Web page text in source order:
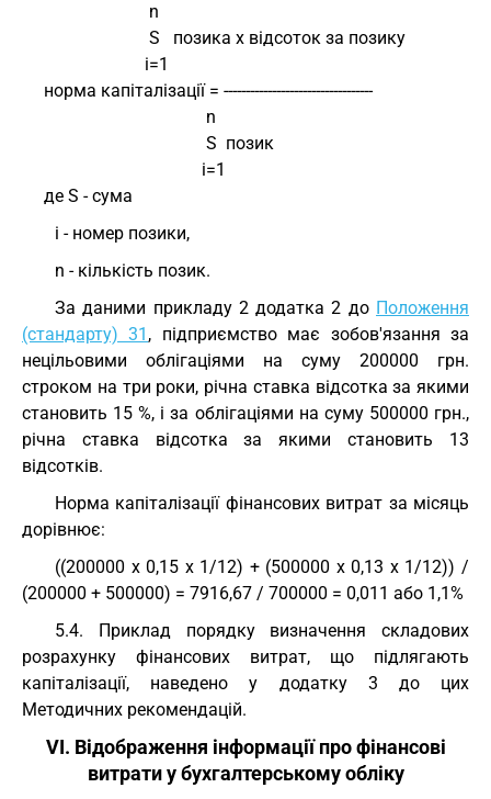
                             n
                             S   позика x відсоток за позику
                            i=1
     норма капіталізації = ----------------------------------
                                          n
                                          S  позик
                                         i=1
     де S - сума
i - номер позики,
n - кількість позик.
За даними прикладу 2 додатка 2 до Положення
(стандарту) 31 , підприємство має зобов'язання за
нецільовими облігаціями на суму 200000 грн.
строком на три роки, річна ставка відсотка за якими
становить 15 %, і за облігаціями на суму 500000 грн.,
річна ставка відсотка за якими становить 13
відсотків.
Норма капіталізації фінансових витрат за місяць
дорівнює:
((200000 х 0,15 х 1/12) + (500000 х 0,13 х 1/12)) /
(200000 + 500000) = 7916,67 / 700000 = 0,011 або 1,1%
5.4. Приклад порядку визначення складових
розрахунку фінансових витрат, що підлягають
капіталізації, наведено у додатку 3 до цих
Методичних рекомендацій.
VI. Відображення інформації про фінансові
витрати у бухгалтерському обліку